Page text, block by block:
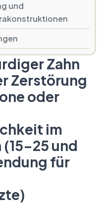
und
Zahn
Zerstörung
oder
im
25 und
für